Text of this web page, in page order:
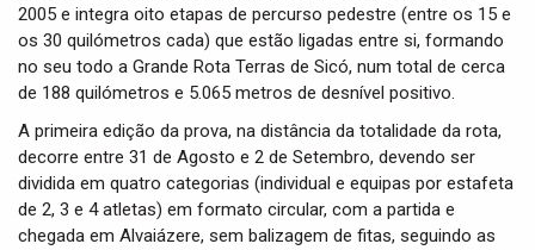
2005 e integra oito etapas de percurso pedestre (entre os 15 e
os 30 quilómetros cada) que estão ligadas entre si, formando
no seu todo a Grande Rota Terras de Sicó, num total de cerca
de 188 quilómetros e 5.065 metros de desnível positivo.
A primeira edição da prova, na distância da totalidade da rota,
decorre entre 31 de Agosto e 2 de Setembro, devendo ser
dividida em quatro categorias (individual e equipas por estafeta
de 2, 3 e 4 atletas) em formato circular, com a partida e
chegada em Alvaiázere, sem balizagem de fitas, seguindo as